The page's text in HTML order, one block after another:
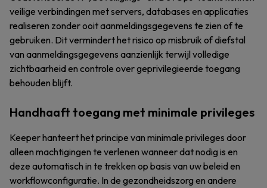
veilige verbindingen met servers, databases en applicaties
realiseren zonder ooit aanmeldingsgegevens te zien of te
gebruiken. Dit vermindert het risico op misbruik of diefstal
van aanmeldingsgegevens aanzienlijk terwijl volledige
zichtbaarheid en controle over geprivilegieerde toegang
behouden blijft.
Handhaaft toegang met minimale privileges
Keeper hanteert het principe van minimale privileges door
alleen machtigingen te verlenen wanneer dat nodig is en
deze automatisch in te trekken op basis van uw beleid en
workflowconfiguratie. In de gezondheidszorg en andere